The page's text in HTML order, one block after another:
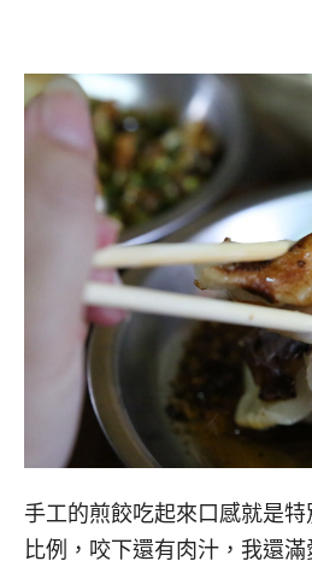
手工的煎餃吃起來口感就是
比例，咬下還有肉汁，我還滿